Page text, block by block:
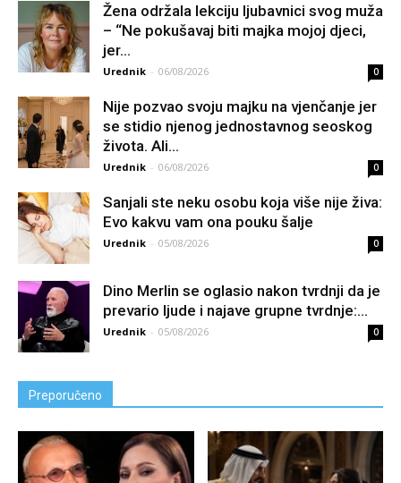
Žena održala lekciju ljubavnici svog muža
– “Ne pokušavaj biti majka mojoj djeci,
jer...
Urednik - 06/08/2026 0
Nije pozvao svoju majku na vjenčanje jer
se stidio njenog jednostavnog seoskog
života. Ali...
Urednik - 06/08/2026 0
Sanjali ste neku osobu koja više nije živa:
Evo kakvu vam ona pouku šalje
Urednik - 05/08/2026 0
Dino Merlin se oglasio nakon tvrdnji da je
prevario ljude i najave grupne tvrdnje:...
Urednik - 05/08/2026 0
Preporučeno